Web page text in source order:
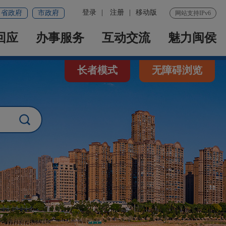
网站支持IPv6
登录 注册 移动版
省政府 市政府
应 办事服务 互动交流 魅力闽侯
长者模式 无障碍浏览